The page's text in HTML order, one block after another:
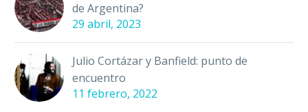
de Argentina?
29 abril, 2023
Julio Cortázar y Banfield: punto de
encuentro
11 febrero, 2022